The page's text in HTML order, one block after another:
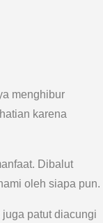
menghibur
karena
Dibalut
oleh siapa pun.
patut diacungi